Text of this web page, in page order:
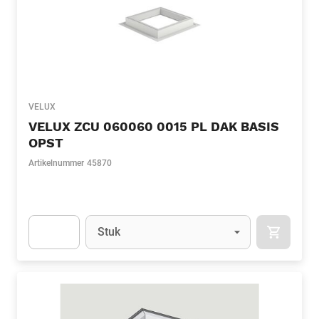
VELUX
VELUX ZCU 060060 0015 PL DAK BASIS
OPST
Artikelnummer 45870
Eenheid
Stuk